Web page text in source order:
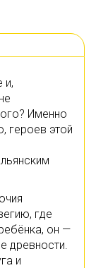
и,
Именно
героев этой
где
он —
древности.
и